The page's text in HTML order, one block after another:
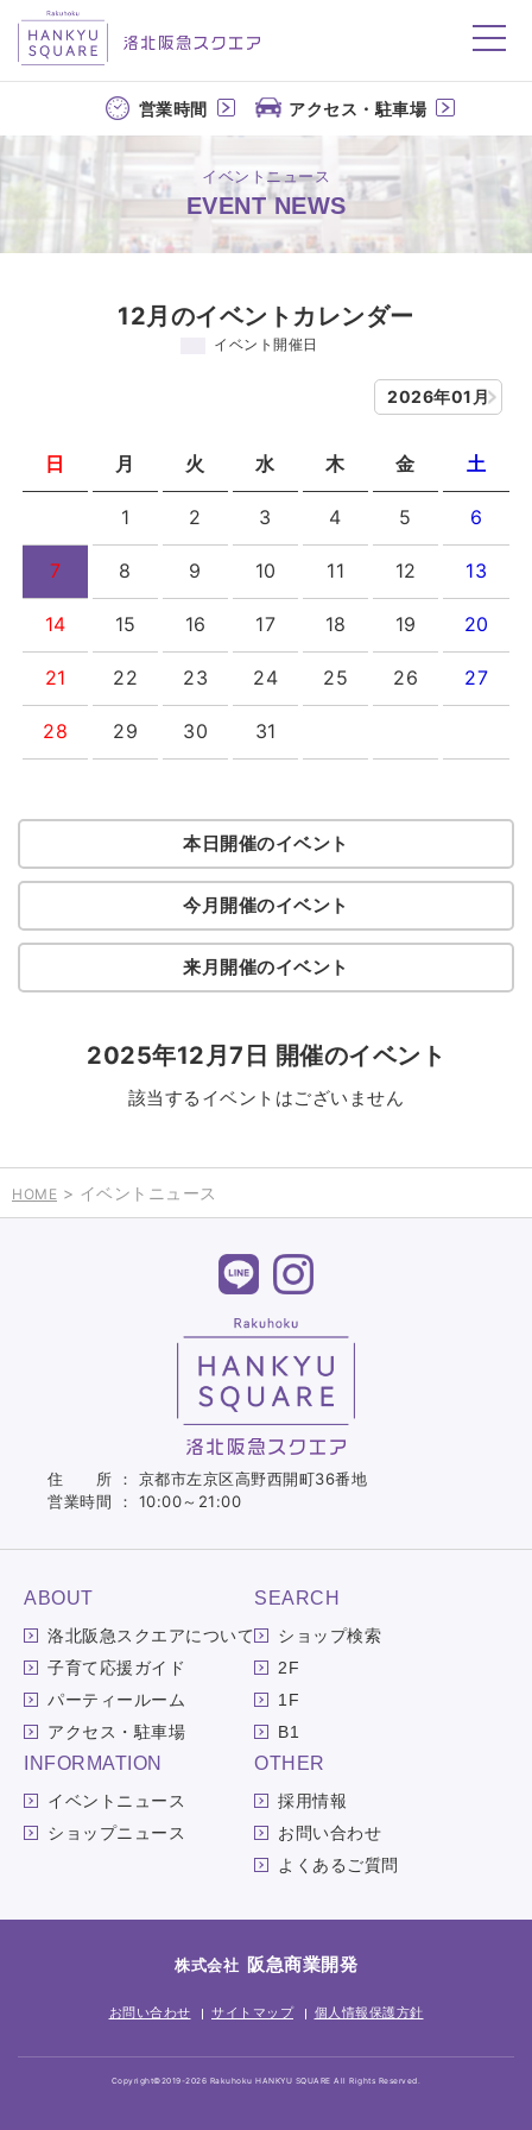
洛北阪急スクエア
営業時間 アクセス・駐車場
イベントニュース
EVENT NEWS
12月のイベントカレンダー
イベント開催日
2026年01月
日 月 火 水 木 金 土
1 2 3 4 5 6
7 8 9 10 11 12 13
14 15 16 17 18 19 20
21 22 23 24 25 26 27
28 29 30 31
本日開催のイベント
今月開催のイベント
来月開催のイベント
2025年12月7日 開催のイベント
該当するイベントはございません
HOME > イベントニュース
住 所 ： 京都市左京区高野西開町36番地
営業時間 ： 10:00～21:00
ABOUT
洛北阪急スクエアについて
子育て応援ガイド
パーティールーム
アクセス・駐車場
SEARCH
ショップ検索
2F
1F
B1
INFORMATION
イベントニュース
ショップニュース
OTHER
採用情報
お問い合わせ
よくあるご質問
株式会社 阪急商業開発
お問い合わせ サイトマップ 個人情報保護方針
Copyright©2019-2026 Rakuhoku HANKYU SQUARE All Rights Reserved.